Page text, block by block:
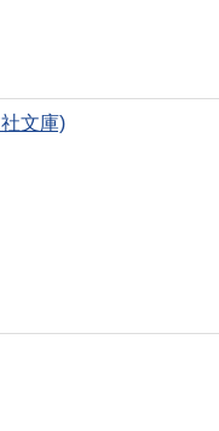
文庫)